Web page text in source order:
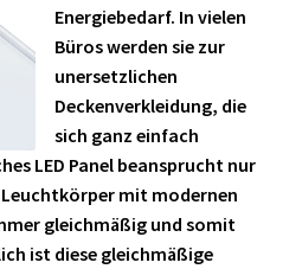
Energiebedarf. In vielen
Büros werden sie zur
unersetzlichen
Deckenverkleidung, die
sich ganz einfach
LED Panel beansprucht nur
mit modernen
gleichmäßig und somit
ist diese gleichmäßige